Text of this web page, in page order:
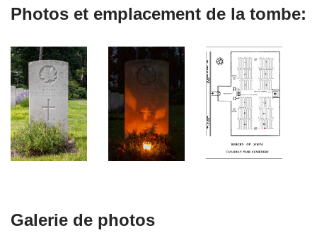
Photos et emplacement de la tombe:
Galerie de photos